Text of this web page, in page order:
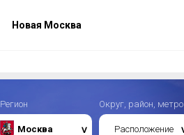
Новая Москва
Регион
Москва
Округ, район, метро
Расположение